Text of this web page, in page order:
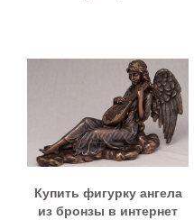
Купить фигурку ангела
из бронзы в интернет